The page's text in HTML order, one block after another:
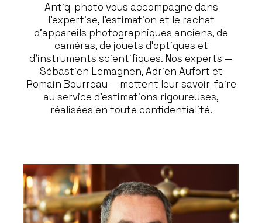
Antiq-photo vous accompagne dans
l’expertise, l’estimation et le rachat
d’appareils photographiques anciens, de
caméras, de jouets d’optiques et
d’instruments scientifiques. Nos experts —
Sébastien Lemagnen, Adrien Aufort et
Romain Bourreau — mettent leur savoir-faire
au service d’estimations rigoureuses,
réalisées en toute confidentialité.